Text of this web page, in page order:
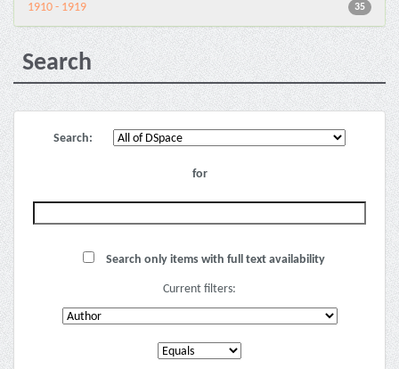
35
1910 - 1919
Search
Search:
for
Search only items with full text availability
Current filters: